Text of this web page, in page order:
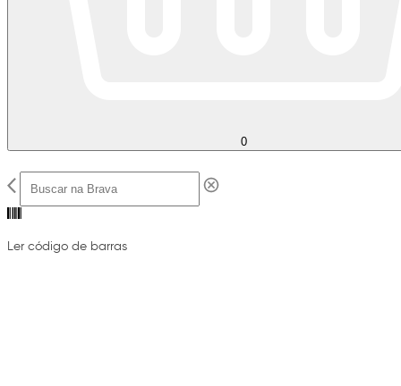
0
Ler código de barras